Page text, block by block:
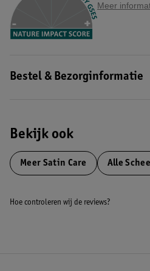
Meer
Bestel & Bezorginformatie
Bekijk ook
Meer Satin Care Alle
Hoe controleren wij de reviews?